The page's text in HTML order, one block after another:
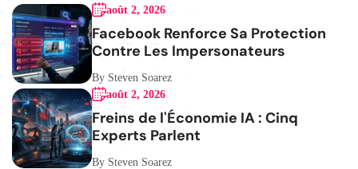
août 2, 2026
Facebook Renforce Sa Protection
Contre Les Impersonateurs
By Steven Soarez
août 2, 2026
Freins de l'Économie IA : Cinq
Experts Parlent
By Steven Soarez